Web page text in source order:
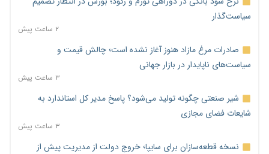
سیاست‌گذار
۲ ساعت پیش
صادرات مرغ مازاد هنوز آغاز نشده است؛ چالش قیمت و
سیاست‌های ناپایدار در بازار جهانی
۳ ساعت پیش
شیر صنعتی چگونه تولید می‌شود؟ پاسخ مدیر کل استاندارد به
شایعات فضای مجازی
۳ ساعت پیش
نسخه قطعه‌سازان برای سایپا؛ خروج دولت از مدیریت پیش از